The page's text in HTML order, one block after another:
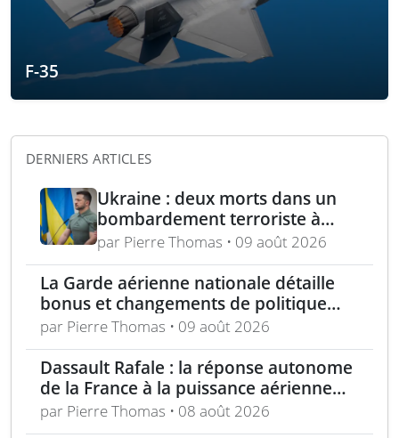
F-35
DERNIERS ARTICLES
Ukraine : deux morts dans un
bombardement terroriste à
Kharkiv – acquisition turque de
lance-roquettes M270 et
missiles ATACMS
par Pierre Thomas • 09 août 2026
La Garde aérienne nationale détaille
bonus et changements de politique
dans le cadre de l’« incitation estivale »
par Pierre Thomas • 09 août 2026
Dassault Rafale : la réponse autonome
de la France à la puissance aérienne
moderne
par Pierre Thomas • 08 août 2026